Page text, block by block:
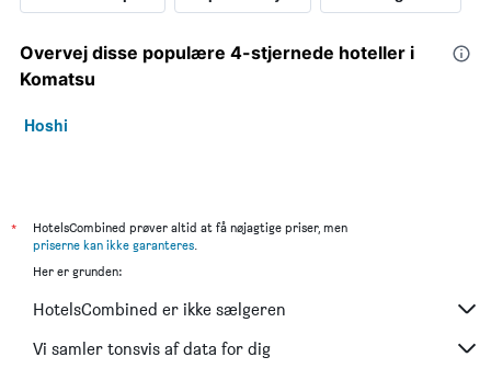
Overvej disse populære 4-stjernede hoteller i
Komatsu
Hoshi
*
HotelsCombined prøver altid at få nøjagtige priser, men
priserne kan ikke garanteres.
Her er grunden:
HotelsCombined er ikke sælgeren
Vi samler tonsvis af data for dig